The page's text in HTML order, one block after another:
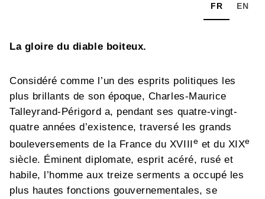
FR EN
La gloire du diable boiteux.
Considéré comme l’un des esprits politiques les
plus brillants de son époque, Charles-Maurice
Talleyrand-Périgord a, pendant ses quatre-vingt-
quatre années d’existence, traversé les grands
bouleversements de la France du XVIIIe et du XIXe
siècle. Éminent diplomate, esprit acéré, rusé et
habile, l’homme aux treize serments a occupé les
plus hautes fonctions gouvernementales, se